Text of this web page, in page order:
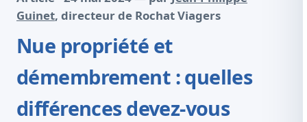
Guinet, directeur de Rochat Viagers
Nue propriété et
démembrement : quelles
différences devez-vous